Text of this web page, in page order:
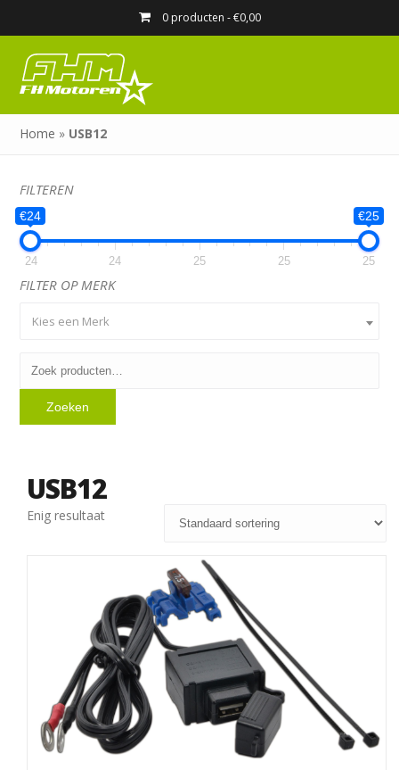
0 producten -€0,00
Home » USB12
FILTEREN
€24 €25
24 24 25 25 25
FILTER OP MERK
Kies een Merk
Zoeken
naar:
Zoeken
USB12
Enig resultaat